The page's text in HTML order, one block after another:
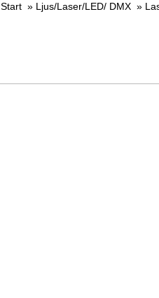
Start » Ljus/Laser/LED/ DMX »